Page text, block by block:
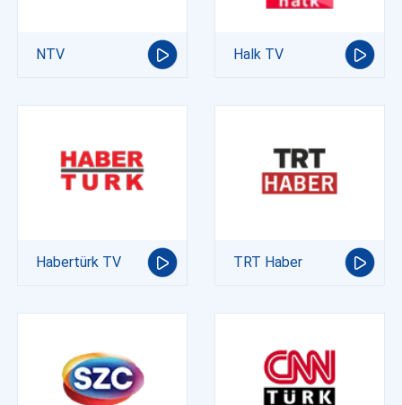
NTV Halk TV
Habertürk TV TRT Haber